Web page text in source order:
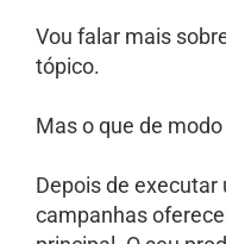
Vou falar mais
tópico.
Mas o que de
Depois de executar
campanhas